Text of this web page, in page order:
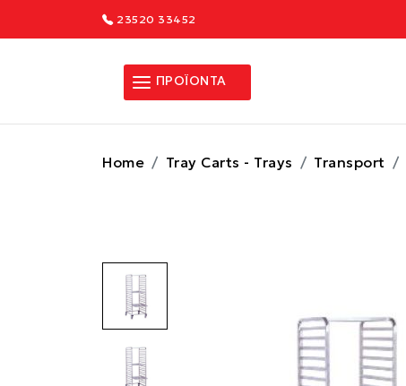
23520 33452
ΠΡΟΪΟΝΤΑ
Home Tray Carts - Trays Transport